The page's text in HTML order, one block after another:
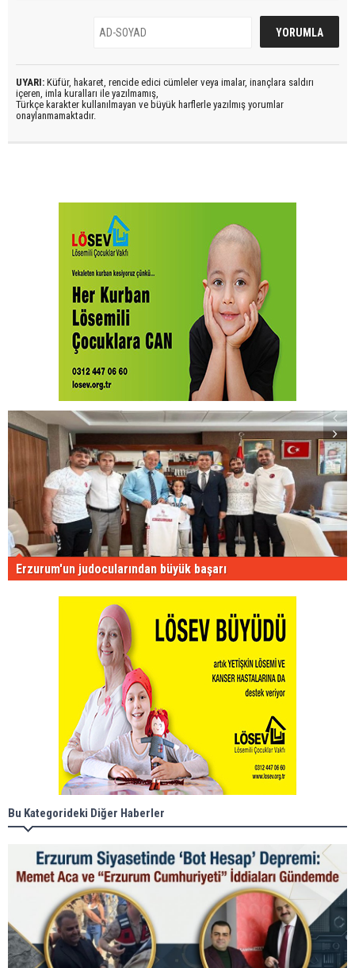
UYARI: Küfür, hakaret, rencide edici cümleler veya imalar, inançlara saldırı
içeren, imla kuralları ile yazılmamış,
Türkçe karakter kullanılmayan ve büyük harflerle yazılmış yorumlar
onaylanmamaktadır.
Erzurum'un judocularından büyük başarı
Bu Kategorideki Diğer Haberler